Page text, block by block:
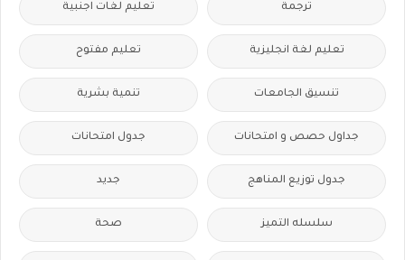
ترجمة تعليم لغات اجنبية
تعليم لغة انجليزية تعليم مفتوح
تنسيق الجامعات تنمية بشرية
جداول حصص و امتحانات جدول امتحانات
جدول توزيع المناهج جديد
سلسله التميز صحة